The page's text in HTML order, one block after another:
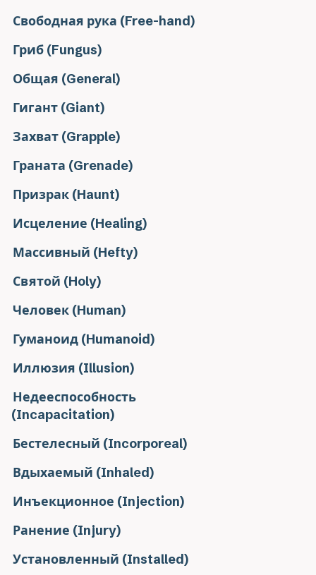
Свободная рука (Free-hand)
Гриб (Fungus)
Общая (General)
Гигант (Giant)
Захват (Grapple)
Граната (Grenade)
Призрак (Haunt)
Исцеление (Healing)
Массивный (Hefty)
Святой (Holy)
Человек (Human)
Гуманоид (Humanoid)
Иллюзия (Illusion)
Недееспособность
(Incapacitation)
Бестелесный (Incorporeal)
Вдыхаемый (Inhaled)
Инъекционное (Injection)
Ранение (Injury)
Установленный (Installed)